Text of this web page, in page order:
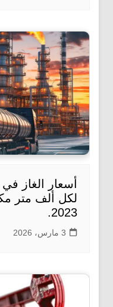
لكل ألف متر
2023.
3 مارس، 2026